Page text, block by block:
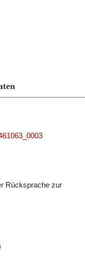
Rücksprache zur